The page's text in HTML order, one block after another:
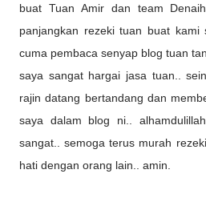
buat Tuan Amir dan team
panjangkan rezeki tuan buat kami
cuma pembaca senyap blog tuan
saya sangat hargai jasa tuan..
rajin datang bertandang dan
saya dalam blog ni..
sangat.. semoga terus murah
hati dengan orang lain.. amin.